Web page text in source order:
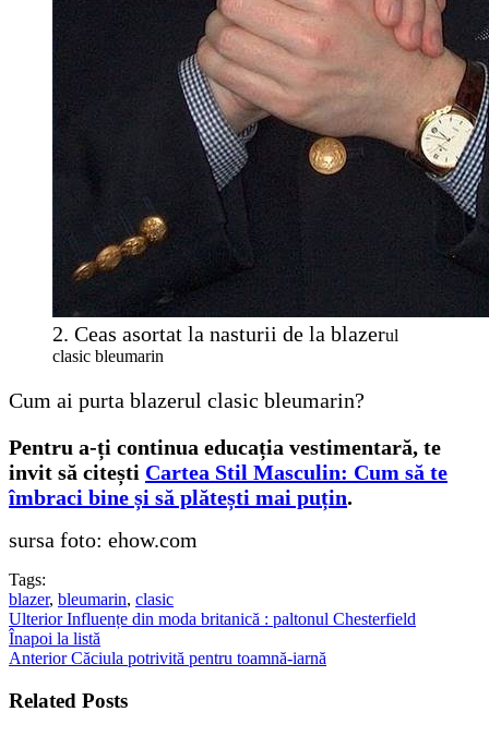
2. Ceas asortat la nasturii de la blazerul
clasic bleumarin
Cum ai purta blazerul clasic bleumarin?
Pentru a-ți continua educația vestimentară, te
invit să citești Cartea Stil Masculin: Cum să te
îmbraci bine și să plătești mai puțin.
sursa foto: ehow.com
Tags:
blazer, bleumarin, clasic
Ulterior Influențe din moda britanică : paltonul Chesterfield
Înapoi la listă
Anterior Căciula potrivită pentru toamnă-iarnă
Related Posts